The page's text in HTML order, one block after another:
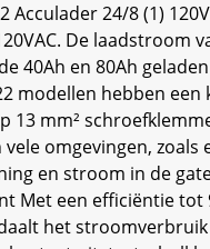
Acculader 24/8 (1)
De laadstroom
40Ah en 80Ah
modellen hebben
13 mm²
omgevingen,
en stroom in de
Met een efficiëntie tot
het